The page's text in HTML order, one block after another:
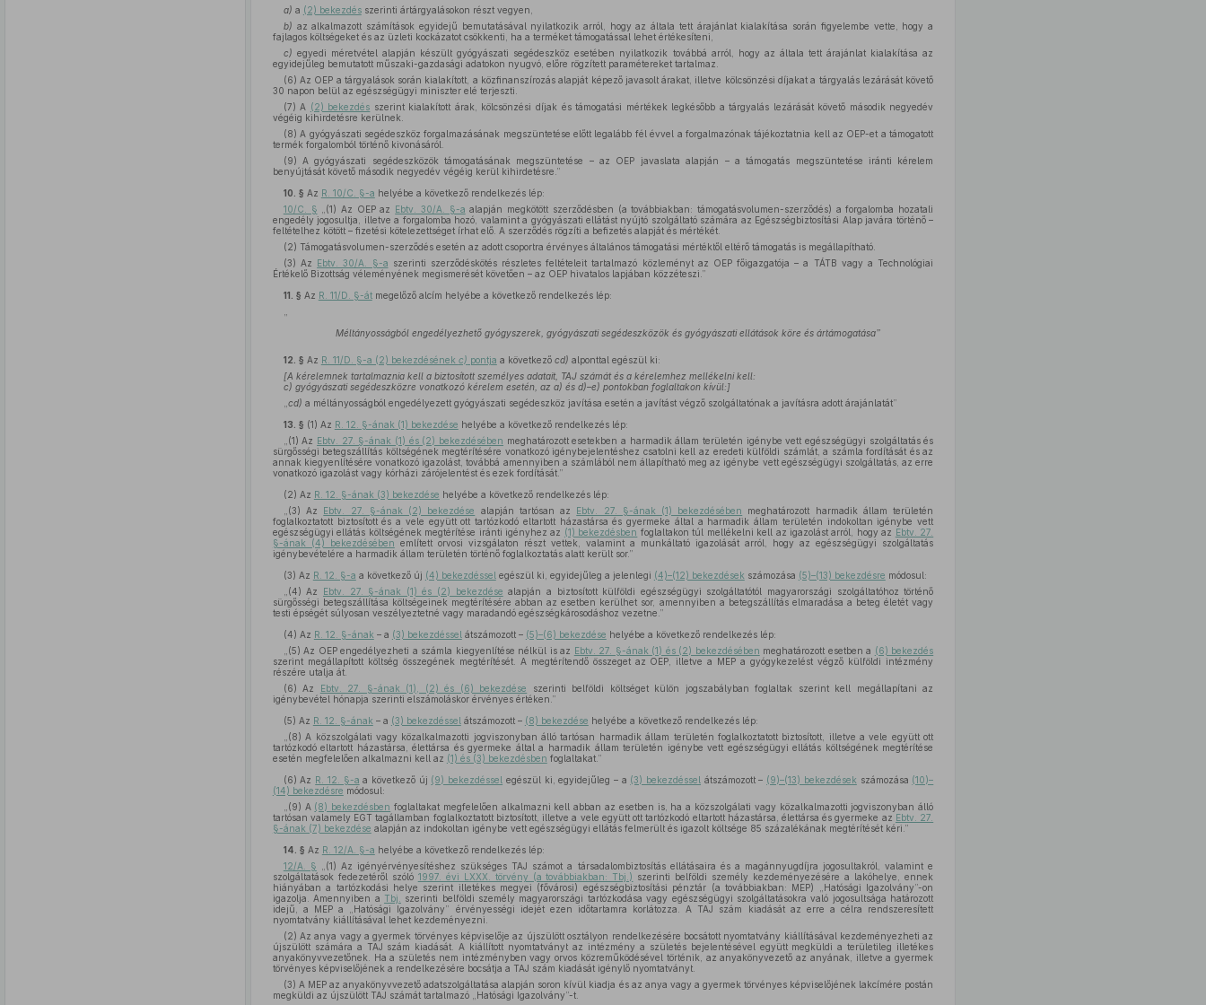
a) a (2) bekezdésszerinti ártárgyalásokon részt vegyen,
b) az alkalmazott számítások egyidejű bemutatásával nyilatkozik arról, hogy az általa tett árajánlat kialakítása során figyelembe vette, hogy a
fajlagos költségeket és az üzleti kockázatot csökkenti, ha a terméket támogatással lehet értékesíteni,
c) egyedi méretvétel alapján készült gyógyászati segédeszköz esetében nyilatkozik továbbá arról, hogy az általa tett árajánlat kialakítása az
egyidejűleg bemutatott műszaki-gazdasági adatokon nyugvó, előre rögzített paramétereket tartalmaz.
(6) Az OEP a tárgyalások során kialakított, a közfinanszírozás alapját képező javasolt árakat, illetve kölcsönzési díjakat a tárgyalás lezárását követő
30 napon belül az egészségügyi miniszter elé terjeszti.
(7) A (2) bekezdés szerint kialakított árak, kölcsönzési díjak és támogatási mértékek legkésőbb a tárgyalás lezárását követő második negyedév
végéig kihirdetésre kerülnek.
(8) A gyógyászati segédeszköz forgalmazásának megszüntetése előtt legalább fél évvel a forgalmazónak tájékoztatnia kell az OEP-et a támogatott
termék forgalomból történő kivonásáról.
(9) A gyógyászati segédeszközök támogatásának megszüntetése – az OEP javaslata alapján – a támogatás megszüntetése iránti kérelem
benyújtását követő második negyedév végéig kerül kihirdetésre.”
10. § Az R. 10/C. §-a helyébe a következő rendelkezés lép:
10/C. § „(1) Az OEP az Ebtv. 30/A. §-a alapján megkötött szerződésben (a továbbiakban: támogatásvolumen-szerződés) a forgalomba hozatali
engedély jogosultja, illetve a forgalomba hozó, valamint a gyógyászati ellátást nyújtó szolgáltató számára az Egészségbiztosítási Alap javára történő –
feltételhez kötött – fizetési kötelezettséget írhat elő. A szerződés rögzíti a befizetés alapját és mértékét.
(2) Támogatásvolumen-szerződés esetén az adott csoportra érvényes általános támogatási mértéktől eltérő támogatás is megállapítható.
(3) Az Ebtv. 30/A. §-a szerinti szerződéskötés részletes feltételeit tartalmazó közleményt az OEP főigazgatója – a TÁTB vagy a Technológiai
Értékelő Bizottság véleményének megismerését követően – az OEP hivatalos lapjában közzéteszi.”
11. § Az R. 11/D. §-átmegelőző alcím helyébe a következő rendelkezés lép:
Méltányosságból engedélyezhető gyógyszerek, gyógyászati segédeszközök és gyógyászati ellátások köre és ártámogatása”
12. § Az R. 11/D. §-a (2) bekezdésének c) pontja a következő cd) alponttal egészül ki:
[A kérelemnek tartalmaznia kell a biztosított személyes adatait, TAJ számát és a kérelemhez mellékelni kell:
c) gyógyászati segédeszközre vonatkozó kérelem esetén, az a) és d)–e) pontokban foglaltakon kívül:]
cd) a méltányosságból engedélyezett gyógyászati segédeszköz javítása esetén a javítást végző szolgáltatónak a javításra adott árajánlatát”
13. § (1) Az R. 12. §-ának (1) bekezdése helyébe a következő rendelkezés lép:
„(1) Az Ebtv. 27. §-ának (1) és (2) bekezdésében meghatározott esetekben a harmadik állam területén igénybe vett egészségügyi szolgáltatás és
sürgősségi betegszállítás költségének megtérítésére vonatkozó igénybejelentéshez csatolni kell az eredeti külföldi számlát, a számla fordítását és az
annak kiegyenlítésére vonatkozó igazolást, továbbá amennyiben a számlából nem állapítható meg az igénybe vett egészségügyi szolgáltatás, az erre
vonatkozó igazolást vagy kórházi zárójelentést és ezek fordítását.”
(2) Az R. 12. §-ának (3) bekezdése helyébe a következő rendelkezés lép:
„(3) Az Ebtv. 27. §-ának (2) bekezdése alapján tartósan az Ebtv. 27. §-ának (1) bekezdésében
meghatározott harmadik állam területén
foglalkoztatott biztosított és a vele együtt ott tartózkodó eltartott házastársa és gyermeke által a harmadik állam területén indokoltan igénybe vett
egészségügyi ellátás költségének megtérítése iránti igényhez az (1) bekezdésben foglaltakon túl mellékelni kell az igazolást arról, hogy az Ebtv. 27.
§-ának (4) bekezdésében említett orvosi vizsgálaton részt vettek, valamint a munkáltató igazolását arról, hogy az egészségügyi szolgáltatás
igénybevételére a harmadik állam területén történő foglalkoztatás alatt került sor.”
(3) Az R. 12. §-a a következő új (4) bekezdéssel egészül ki, egyidejűleg a jelenlegi (4)–(12) bekezdések számozása (5)–(13) bekezdésre módosul:
„(4) Az Ebtv. 27. §-ának (1) és (2) bekezdése alapján a biztosított külföldi egészségügyi szolgáltatótól magyarországi szolgáltatóhoz történő
sürgősségi betegszállítása költségeinek megtérítésére abban az esetben kerülhet sor, amennyiben a betegszállítás elmaradása a beteg életét vagy
testi épségét súlyosan veszélyeztetné vagy maradandó egészségkárosodáshoz vezetne.”
(4) Az R. 12. §-ának – a (3) bekezdéssel átszámozott – (5)–(6) bekezdése helyébe a következő rendelkezés lép:
„(5) Az OEP engedélyezheti a számla kiegyenlítése nélkül is az Ebtv. 27. §-ának (1) és (2) bekezdésében meghatározott esetben a (6) bekezdés
szerint megállapított költség összegének megtérítését. A megtérítendő összeget az OEP, illetve a MEP a gyógykezelést végző külföldi intézmény
részére utalja át.
(6) Az
Ebtv. 27. §-ának (1), (2) és (6) bekezdése
szerinti belföldi költséget külön jogszabályban foglaltak szerint kell megállapítani az
igénybevétel hónapja szerinti elszámoláskor érvényes értéken.”
(5) Az R. 12. §-ának – a (3) bekezdéssel átszámozott – (8) bekezdése helyébe a következő rendelkezés lép:
„(8) A közszolgálati vagy közalkalmazotti jogviszonyban álló tartósan harmadik állam területén foglalkoztatott biztosított, illetve a vele együtt ott
tartózkodó eltartott házastársa, élettársa és gyermeke által a harmadik állam területén igénybe vett egészségügyi ellátás költségének megtérítése
esetén megfelelően alkalmazni kell az (1) és (3) bekezdésben foglaltakat.”
(6) Az R. 12. §-a a következő új (9) bekezdéssel egészül ki, egyidejűleg – a (3) bekezdéssel átszámozott – (9)–(13) bekezdések számozása (10)–
(14) bekezdésre módosul:
„(9) A (8) bekezdésben foglaltakat megfelelően alkalmazni kell abban az esetben is, ha a közszolgálati vagy közalkalmazotti jogviszonyban álló
tartósan valamely EGT tagállamban foglalkoztatott biztosított, illetve a vele együtt ott tartózkodó eltartott házastársa, élettársa és gyermeke az Ebtv. 27.
§-ának (7) bekezdése alapján az indokoltan igénybe vett egészségügyi ellátás felmerült és igazolt költsége 85 százalékának megtérítését kéri.”
14. § Az R. 12/A. §-a helyébe a következő rendelkezés lép:
12/A. § „(1) Az igényérvényesítéshez szükséges TAJ számot a társadalombiztosítás ellátásaira és a magánnyugdíjra jogosultakról, valamint e
szolgáltatások fedezetéről szóló 1997. évi LXXX. törvény (a továbbiakban: Tbj.) szerinti belföldi személy kezdeményezésére a lakóhelye, ennek
hiányában a tartózkodási helye szerint illetékes megyei (fővárosi) egészségbiztosítási pénztár (a továbbiakban: MEP) „Hatósági Igazolvány”-on
igazolja. Amennyiben a Tbj.
szerinti belföldi személy magyarországi tartózkodása vagy egészségügyi szolgáltatásokra való jogosultsága határozott
idejű, a MEP a „Hatósági Igazolvány” érvényességi idejét ezen időtartamra korlátozza. A TAJ szám kiadását az erre a célra rendszeresített
nyomtatvány kiállításával lehet kezdeményezni.
(2) Az anya vagy a gyermek törvényes képviselője az újszülött osztályon rendelkezésére bocsátott nyomtatvány kiállításával kezdeményezheti az
újszülött számára a TAJ szám kiadását. A kiállított nyomtatványt az intézmény a születés bejelentésével együtt megküldi a területileg illetékes
anyakönyvvezetőnek. Ha a születés nem intézményben vagy orvos közreműködésével történik, az anyakönyvezető az anyának, illetve a gyermek
törvényes képviselőjének a rendelkezésére bocsátja a TAJ szám kiadását igénylő nyomtatványt.
(3) A MEP az anyakönyvvezető adatszolgáltatása alapján soron kívül kiadja és az anya vagy a gyermek törvényes képviselőjének lakcímére postán
megküldi az újszülött TAJ számát tartalmazó „Hatósági Igazolvány”-t.